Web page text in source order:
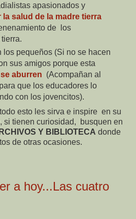
apasionados y
la salud de la madre tierra
de
los
los pequeños (Si no se hacen
sus amigos porque esta
aburren (Acompañan al
que los educadores lo
con los jovencitos).
esto les sirva e inspire en su
si tienen curiosidad,
busquen en
Y BIBLIOTECA donde
de otras ocasiones.
a hoy...Las cuatro